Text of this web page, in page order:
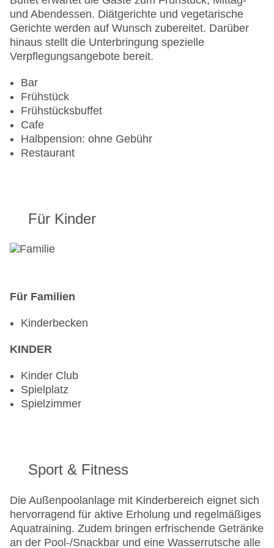
Anzahl der Aufzüge: 1
Haustiere
Zimmerservice
Sonnenterrasse
Pools:Kinderbecken, Outdoor Pool,
Sonnenschirme am Pool, Liegen am Pool,
Wasserrutsche
Zahlungsarten: EC Maestro, Mastercard, Visa
Landeskategorie: 3 Sterne
und Abendessen. Diätgerichte und vegetarische
Gerichte werden auf Wunsch zubereitet. Darüber
hinaus stellt die Unterbringung spezielle
Verpflegungsangebote bereit.
Bar
Frühstück
Frühstücksbuffet
Cafe
Halbpension: ohne Gebühr
Restaurant
Für Kinder
Für Familien
Kinderbecken
KINDER
Kinder Club
Spielplatz
Spielzimmer
Sport & Fitness
Die Außenpoolanlage mit Kinderbereich eignet sich
hervorragend für aktive Erholung und regelmäßiges
Aquatraining. Zudem bringen erfrischende Getränke
an der Pool-/Snackbar und eine Wasserrutsche alle